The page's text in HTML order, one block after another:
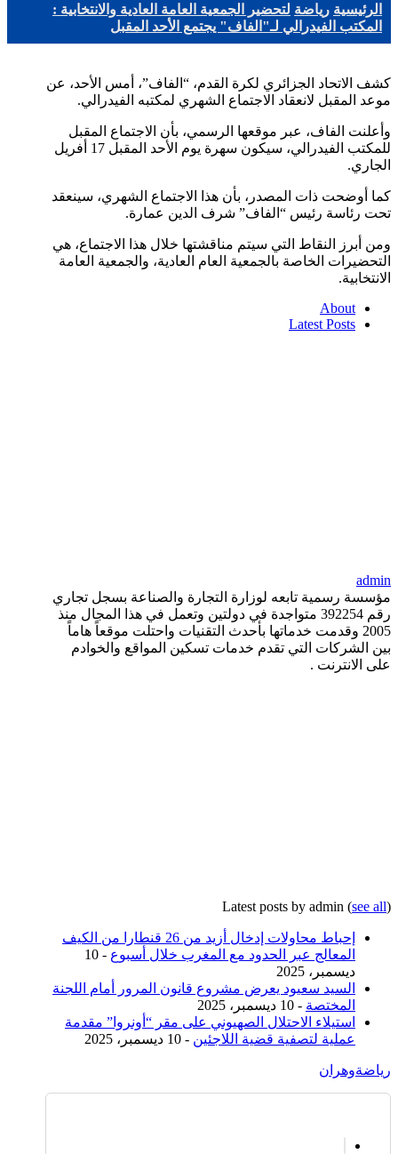
الرئيسية رياضة لتحضير الجمعية العامة العادية والانتخابية :
المكتب الفيدرالي لـ"الفاف" يجتمع الأحد المقبل
كشف الاتحاد الجزائري لكرة القدم، “الفاف”، أمس الأحد، عن
موعد المقبل لانعقاد الاجتماع الشهري لمكتبه الفيدرالي.
وأعلنت الفاف، عبر موقعها الرسمي، بأن الاجتماع المقبل
للمكتب الفيدرالي، سيكون سهرة يوم الأحد المقبل 17 أفريل
الجاري.
كما أوضحت ذات المصدر، بأن هذا الاجتماع الشهري، سينعقد
تحت رئاسة رئيس “الفاف” شرف الدين عمارة.
ومن أبرز النقاط التي سيتم مناقشتها خلال هذا الاجتماع، هي
التحضيرات الخاصة بالجمعية العام العادية، والجمعية العامة
الانتخابية.
About
Latest Posts
admin
مؤسسة رسمية تابعه لوزارة التجارة والصناعة بسجل تجاري
رقم 392254 متواجدة في دولتين وتعمل في هذا المجال منذ
2005 وقدمت خدماتها بأحدث التقنيات واحتلت موقعاً هاماً
بين الشركات التي تقدم خدمات تسكين المواقع والخوادم
على الانترنت .
Latest posts by admin (see all)
إحباط محاولات إدخال أزيد من 26 قنطارا من الكيف
المعالج عبر الحدود مع المغرب خلال أسبوع
- 10
ديسمبر، 2025
السيد سعيود يعرض مشروع قانون المرور أمام اللجنة
المختصة - 10 ديسمبر، 2025
استيلاء الاحتلال الصهيوني على مقر “أونروا” مقدمة
عملية لتصفية قضية اللاجئين - 10 ديسمبر، 2025
رياضةوهران